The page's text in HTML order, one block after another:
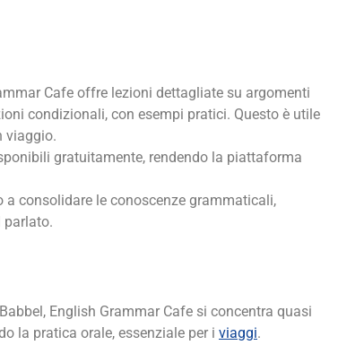
Cafe offre lezioni dettagliate su argomenti
condizionali, con esempi pratici. Questo è utile
viaggio.
gratuitamente, rendendo la piattaforma
consolidare le conoscenze grammaticali,
parlato.
English Grammar Cafe si concentra quasi
la pratica orale, essenziale per i viaggi.